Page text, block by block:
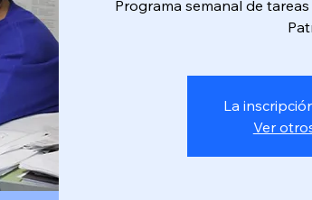
Programa semanal de
La
Ver